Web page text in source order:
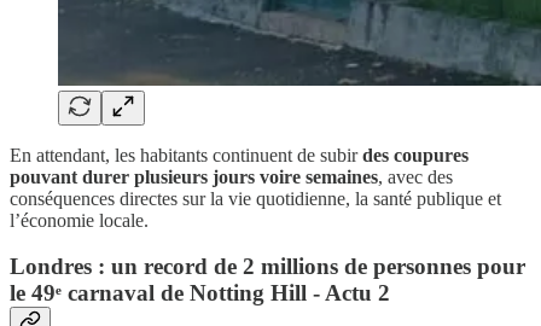
En attendant, les habitants continuent de subirdes coupures
pouvant durer plusieurs jours voire semaines, avec des
conséquences directes sur la vie quotidienne, la santé publique et
l’économie locale.
Londres : un record de 2 millions de personnes pour
le 49ᵉ carnaval de Notting Hill - Actu 2